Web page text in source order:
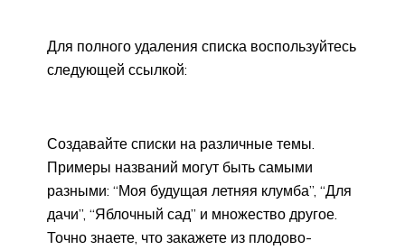
Для полного удаления списка воспользуйтесь
следующей ссылкой:
Создавайте списки на различные темы.
Примеры названий могут быть самыми
разными: “Моя будущая летняя клумба”, “Для
дачи”, “Яблочный сад” и множество другое.
Точно знаете, что закажете из плодово-